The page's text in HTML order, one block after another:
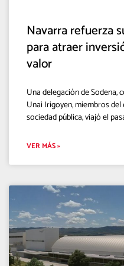
Navarra refuerza
para atraer
valor
Una delegación de
Unai Irigoyen, miembros
sociedad pública, viajó el
VER MÁS »